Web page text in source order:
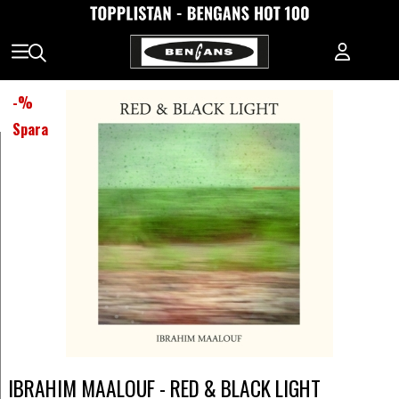
-%
Spara
IBRAHIM MAALOUF - RED & BLACK LIGHT